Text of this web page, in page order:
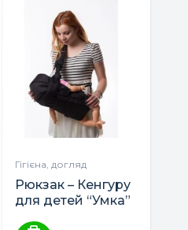
Гігієна, догляд
Рюкзак – Кенгуру
для детей “Умка”